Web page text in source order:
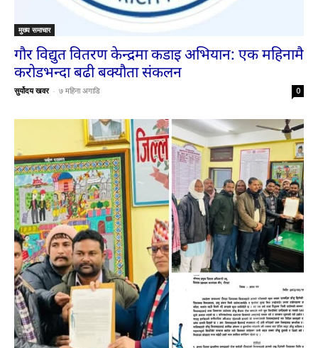
मुख्य समाचार
गौर विद्युत वितरण केन्द्रमा कडाइ अभियान: एक महिनामै
करोडभन्दा बढी बक्यौता संकलन
सुर्योदय खवर - ७ महिना अगाडि 0